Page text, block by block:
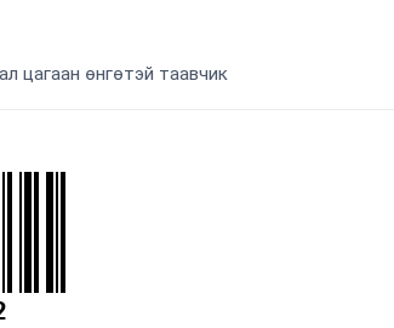
цагаан өнгөтэй таавчик